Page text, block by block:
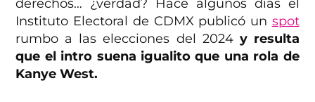
derechos… ¿verdad? Hace algunos días el
Instituto Electoral de CDMX publicó un spot
rumbo a las elecciones del 2024y resulta
que el intro suena igualito que una rola de
Kanye West.